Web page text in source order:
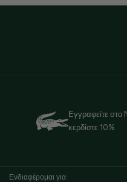
Εγγραφείτε στο
κερδίστε 10%
Ενδιαφέρομαι για: